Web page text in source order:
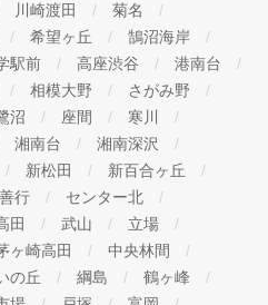
川崎渡田
菊名
希望ヶ丘
鵠沼海岸
駅前 高座渋谷
港南台
相模大野
さがみ野
沼 座間
寒川
湘南台
湘南深沢
新松田
新百合ヶ丘
善行
センター北
田 武山
立場
ヶ崎高田
中央林間
の丘 綱島
鶴ヶ峰